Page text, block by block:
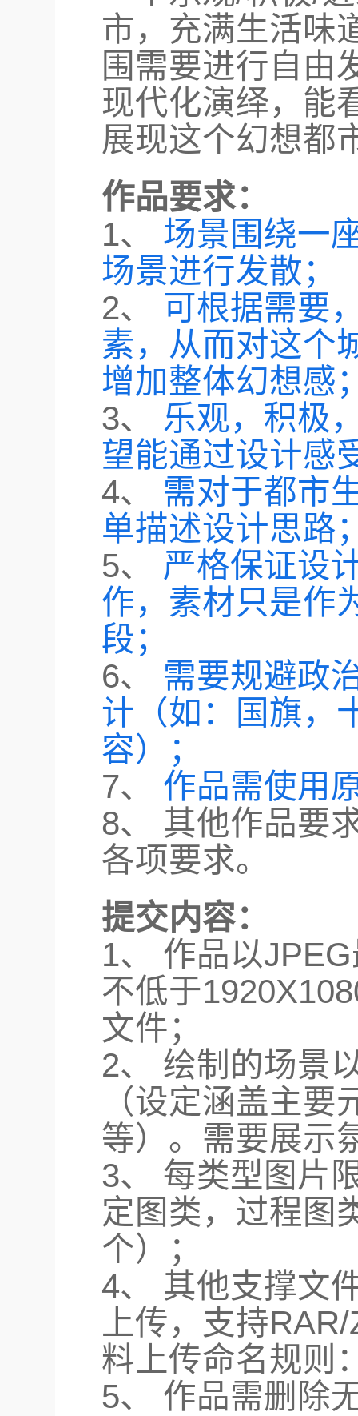
市，充满生活味
围需要进行自由
现代化演绎，能
展现这个幻想都
作品要求：
1、 场景围绕一
场景进行发散；
2、 可根据需要
素，从而对这个
增加整体幻想感
3、 乐观，积极
望能通过设计感
4、 需对于都市
单描述设计思路
5、 严格保证设
作，素材只是作
段；
6、 需要规避政
计（如：国旗，
容）；
7、 作品需使用
8、 其他作品要
各项要求。
提交内容：
1、 作品以
不低于
文件；
2、 绘制的场景
（设定涵盖主
等）。需要展示
3、 每类型图片
定图类，过程图
个）；
4、 其他支撑文
上传，支持
料上传命名规则
5、 作品需删除